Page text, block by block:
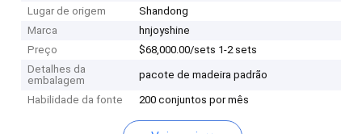
Lugar de origem
Shandong
Marca
hnjoyshine
Preço
$68,000.00/sets 1-2 sets
Detalhes da
embalagem
pacote de madeira padrão
Habilidade da fonte 200 conjuntos por mês